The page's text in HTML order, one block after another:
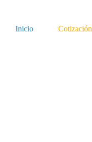
Inicio Cotización